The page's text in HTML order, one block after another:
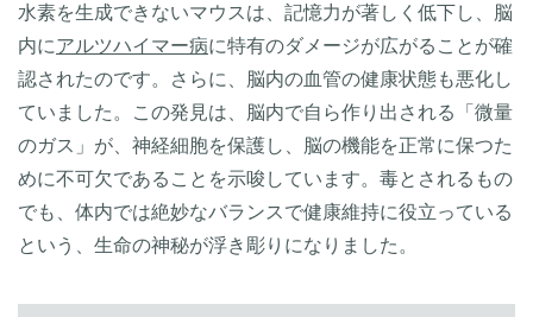
水素を生成できないマウスは、記憶力が著しく低下し、脳
内にアルツハイマー病に特有のダメージが広がることが確
認されたのです。さらに、脳内の血管の健康状態も悪化し
ていました。この発見は、脳内で自ら作り出される「微量
のガス」が、神経細胞を保護し、脳の機能を正常に保つた
めに不可欠であることを示唆しています。毒とされるもの
でも、体内では絶妙なバランスで健康維持に役立っている
という、生命の神秘が浮き彫りになりました。